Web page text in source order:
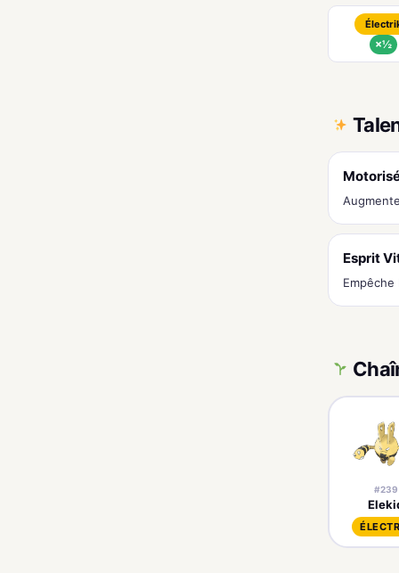
×½
Esprit
Empêche
#239